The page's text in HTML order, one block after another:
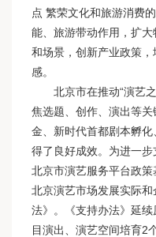
点 繁荣文化和旅游消费
能、旅游带动作用，扩
和场景，创新产业政策
感。
北京市在推动“演艺
焦选题、创作、演出等
金、新时代首都剧本孵
得了良好成效。为进一
北京市演艺服务平台政
北京演艺市场发展实际
法》。《支持办法》延
目演出、演艺空间培育2